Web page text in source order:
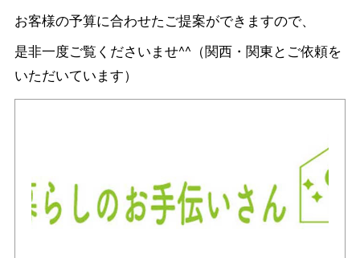
お客様の予算に合わせたご提案ができますので、
是非一度ご覧くださいませ^^（関西・関東とご依頼を
いただいています）